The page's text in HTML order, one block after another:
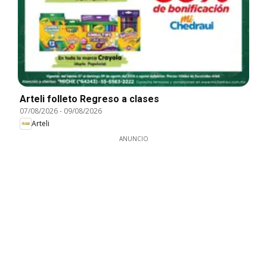
Arteli folleto Regreso a clases
07/08/2026- 09/08/2026
Arteli
ANUNCIO